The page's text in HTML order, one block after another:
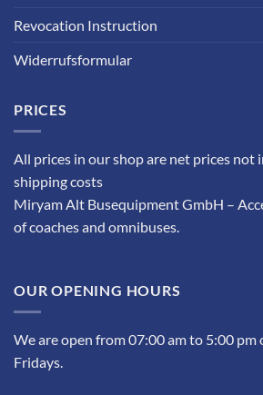
Revocation Instruction
Widerrufsformular
PRICES
All prices in our shop are net prices not
shipping costs
Miryam Alt Busequipment GmbH –
of coaches and omnibuses.
OUR OPENING HOURS
We are open from 07:00 am to 5:00
Fridays.